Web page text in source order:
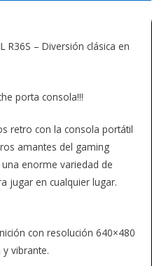
R36S – Diversión clásica en
porta consola!!!
retro con la consola portátil
amantes del gaming
enorme variedad de
jugar en cualquier lugar.
con resolución 640×480
vibrante.